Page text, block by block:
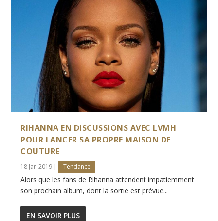
RIHANNA EN DISCUSSIONS AVEC LVMH
POUR LANCER SA PROPRE MAISON DE
COUTURE
18 Jan 2019 | Tendance
Alors que les fans de Rihanna attendent impatiemment
son prochain album, dont la sortie est prévue...
EN SAVOIR PLUS